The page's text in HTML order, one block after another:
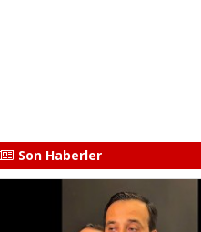
Son Haberler